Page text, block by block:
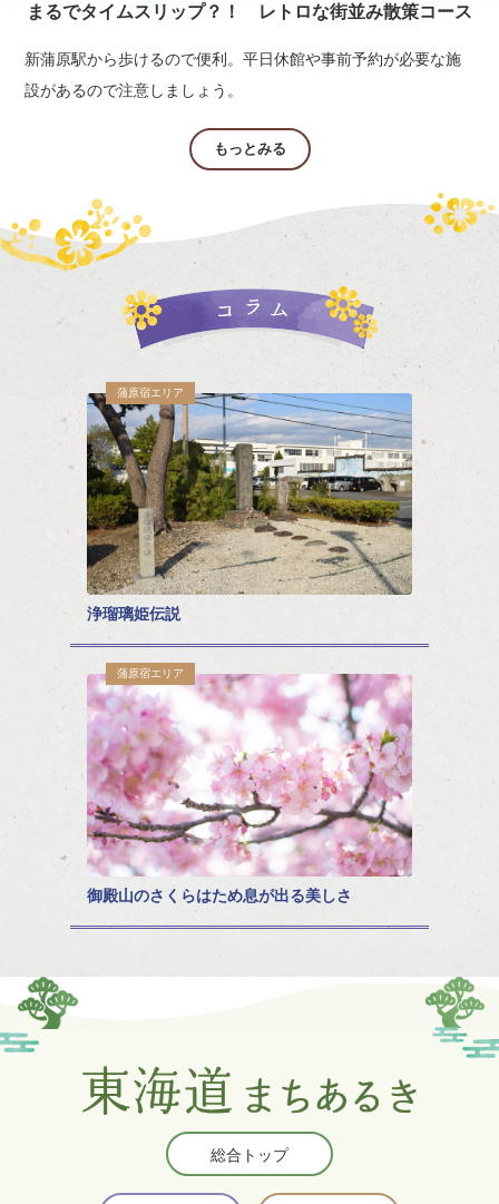
まるでタイムスリップ？！ レトロな街並み散策コース
新蒲原駅から歩けるので便利。平日休館や事前予約が必要な施
設があるので注意しましょう。
もっとみる
蒲原宿エリア
浄瑠璃姫伝説
蒲原宿エリア
御殿山のさくらはため息が出る美しさ
総合トップ